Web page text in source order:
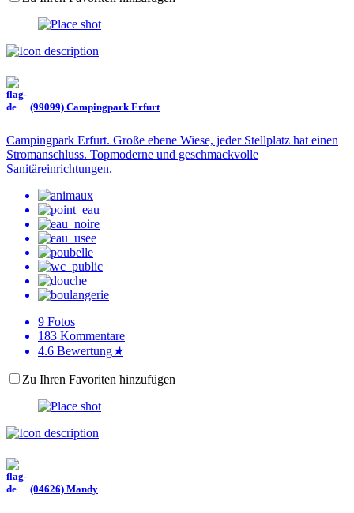
(99099) Campingpark Erfurt
Campingpark Erfurt. Große ebene Wiese, jeder Stellplatz hat einen
Stromanschluss. Topmoderne und geschmackvolle
Sanitäreinrichtungen.
9 Fotos
183 Kommentare
4.6 Bewertung★
Zu Ihren Favoriten hinzufügen
(04626) Mandy